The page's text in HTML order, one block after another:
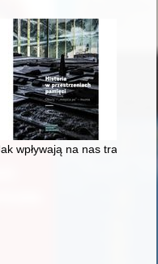
: teoria i historia. T. 67,
wpływają na nas traumy